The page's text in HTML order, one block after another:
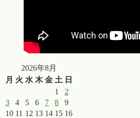
2026年8月
月 火 水 木 金 土 日
1
2
3
4 5 6 7 8
9
10 11 12 13 14 15 16